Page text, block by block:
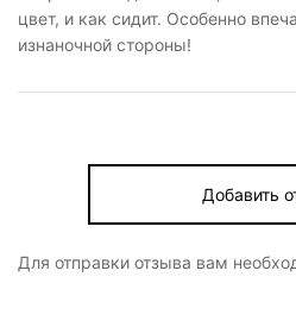
цвет, и как сидит. Особенно
изнаночной стороны!
Добавить
Для отправки отзыва вам